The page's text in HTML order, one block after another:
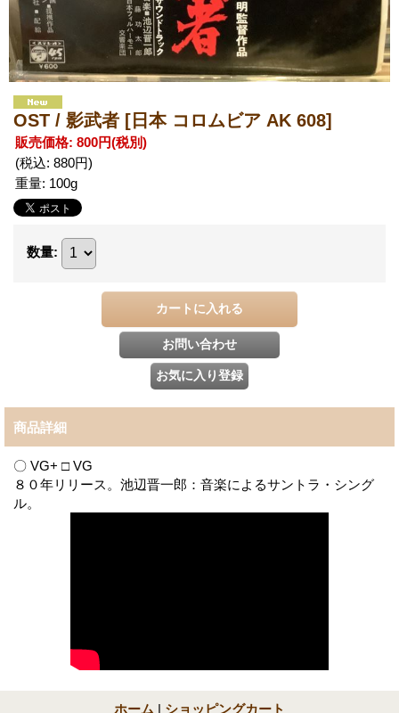
OST / 影武者 [日本 コロムビア AK 608]
販売価格: 800円(税別)
(税込: 880円)
重量: 100g
数量:
商品詳細
〇 VG+ □ VG
８０年リリース。池辺晋一郎：音楽によるサントラ・シング
ル。
ホーム | ショッピングカート